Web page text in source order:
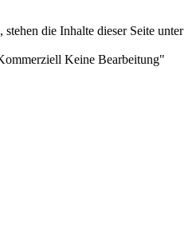
, stehen die Inhalte dieser Seite unter